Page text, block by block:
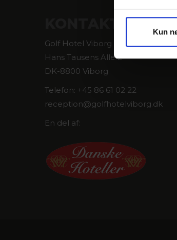
Kun
Golf Hotel Viborg
Hans Tausens Alle 2
DK-8800 Viborg
Telefon: +45 86 61 02 22
reception@golfhotelviborg.dk
En del af: